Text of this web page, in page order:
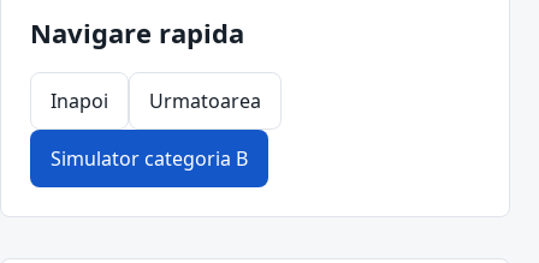
Navigare rapida
Inapoi Urmatoarea
Simulator categoria B